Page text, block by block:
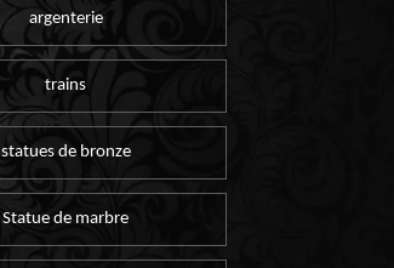
argenterie
trains
statues de bronze
Statue de marbre